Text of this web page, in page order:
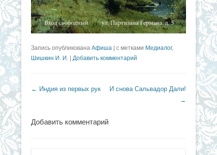
Запись опубликована Афиша | с метками Медиалог,
Шишкин И. И. | Добавить комментарий
Навигация по записям
← Индия из первых рук
И снова Сальвадор Дали!
→
Добавить комментарий